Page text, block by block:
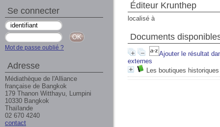
Éditeur Krunthep
localisé à
Documents
Ajouter le résultat
externes
Les boutiques
Se connecter
Mot de passe oublié ?
Adresse
Médiathèque de l'Alliance
française de Bangkok
179 Thanon Witthayu, Lumpini
10330 Bangkok
Thaïlande
02 670 4240
contact